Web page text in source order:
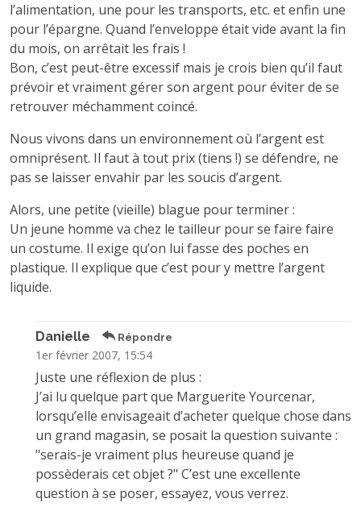
l’alimentation, une pour les transports, etc. et enfin une
pour l’épargne. Quand l’enveloppe était vide avant la fin
du mois, on arrêtait les frais !
Bon, c’est peut-être excessif mais je crois bien qu’il faut
prévoir et vraiment gérer son argent pour éviter de se
retrouver méchamment coincé.
Nous vivons dans un environnement où l’argent est
omniprésent. Il faut à tout prix (tiens !) se défendre, ne
pas se laisser envahir par les soucis d’argent.
Alors, une petite (vieille) blague pour terminer :
Un jeune homme va chez le tailleur pour se faire faire
un costume. Il exige qu’on lui fasse des poches en
plastique. Il explique que c’est pour y mettre l’argent
liquide.
Danielle Répondre
1er février 2007, 15:54
Juste une réflexion de plus :
J’ai lu quelque part que Marguerite Yourcenar,
lorsqu’elle envisageait d’acheter quelque chose dans
un grand magasin, se posait la question suivante :
"serais-je vraiment plus heureuse quand je
possèderais cet objet ?" C’est une excellente
question à se poser, essayez, vous verrez.